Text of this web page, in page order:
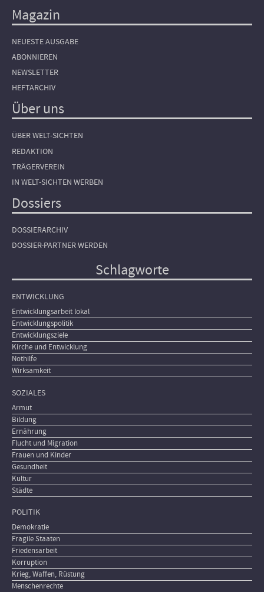
Magazin
NEUESTE AUSGABE
ABONNIEREN
NEWSLETTER
HEFTARCHIV
Über uns
ÜBER WELT-SICHTEN
REDAKTION
TRÄGERVEREIN
IN WELT-SICHTEN WERBEN
Dossiers
DOSSIERARCHIV
DOSSIER-PARTNER WERDEN
Schlagworte
ENTWICKLUNG
Entwicklungsarbeit lokal
Entwicklungspolitik
Entwicklungsziele
Kirche und Entwicklung
Nothilfe
Wirksamkeit
SOZIALES
Armut
Bildung
Ernährung
Flucht und Migration
Frauen und Kinder
Gesundheit
Kultur
Städte
POLITIK
Demokratie
Fragile Staaten
Friedensarbeit
Korruption
Krieg, Waffen, Rüstung
Menschenrechte